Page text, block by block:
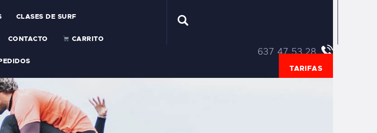
CLASES DE SURF
CONTACTO CARRITO
637 47 53 28
TARIFAS